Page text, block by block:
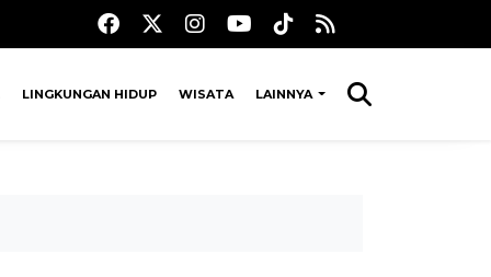
LINGKUNGAN HIDUP WISATA LAINNYA